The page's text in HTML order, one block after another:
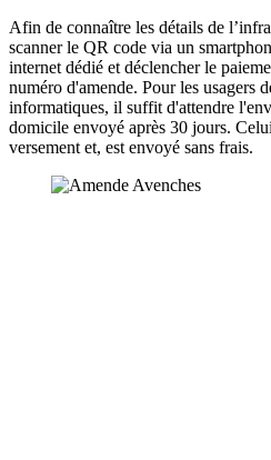
Afin de connaître les détails de
scanner le QR code via un
internet dédié et déclencher le
numéro d'amende. Pour les usagers
informatiques, il suffit d'attendre
domicile envoyé après 30 jours.
versement et, est envoyé sans frais.